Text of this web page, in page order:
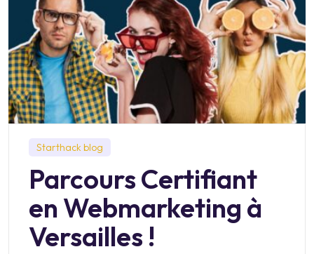
Starthack blog
Parcours Certifiant
en Webmarketing à
Versailles !